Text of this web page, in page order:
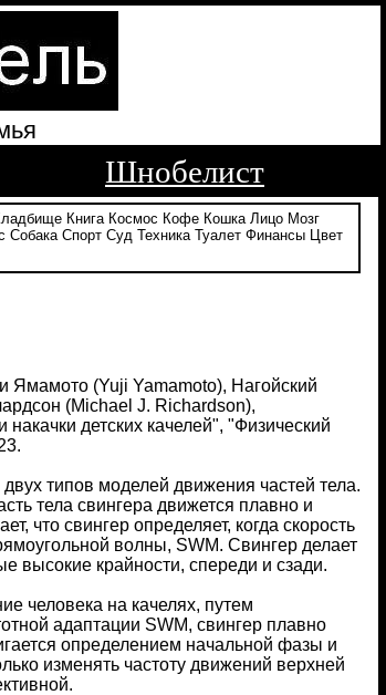
Шнобелист
Книга Космос Кофе Кошка Лицо Мозг
Собака Спорт Суд Техника Туалет Финансы
Цвет
Ямамото (Yuji Yamamoto), Нагойский
(Michael J. Richardson),
детских качелей", "Физический
типов моделей движения частей тела.
тела свингера движется плавно и
что свингер определяет, когда скорость
волны, SWM. Свингер делает
высокие крайности, спереди и сзади.
человека на качелях, путем
адаптации SWM, свингер плавно
определением начальной фазы и
изменять частоту движений верхней